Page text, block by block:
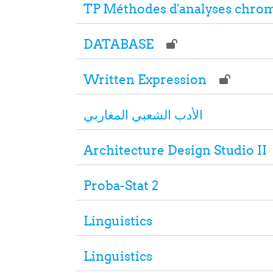
TP Méthodes d'analyses
DATABASE
Written Expression
الأدب الشعبي المغاربي
Architecture Design Studio II
Proba-Stat 2
Linguistics
Linguistics